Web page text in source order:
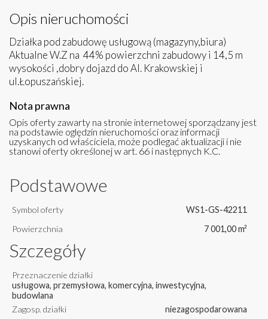
Opis nieruchomości
Działka pod zabudowę usługową (magazyny,biura)
Aktualne W.Z na 44% powierzchni zabudowy i 14,5 m
wysokości ,dobry dojazd do Al. Krakowskiej i
ul.Łopuszańskiej.
Nota prawna
Opis oferty zawarty na stronie internetowej sporządzany jest
na podstawie oględzin nieruchomości oraz informacji
uzyskanych od właściciela, może podlegać aktualizacji i nie
stanowi oferty określonej w art. 66 i następnych K.C.
Podstawowe
Symbol oferty
WS1-GS-42211
Powierzchnia
7 001,00 m²
Szczegóły
Przeznaczenie działki
usługowa, przemysłowa, komercyjna, inwestycyjna,
budowlana
Zagosp. działki
niezagospodarowana